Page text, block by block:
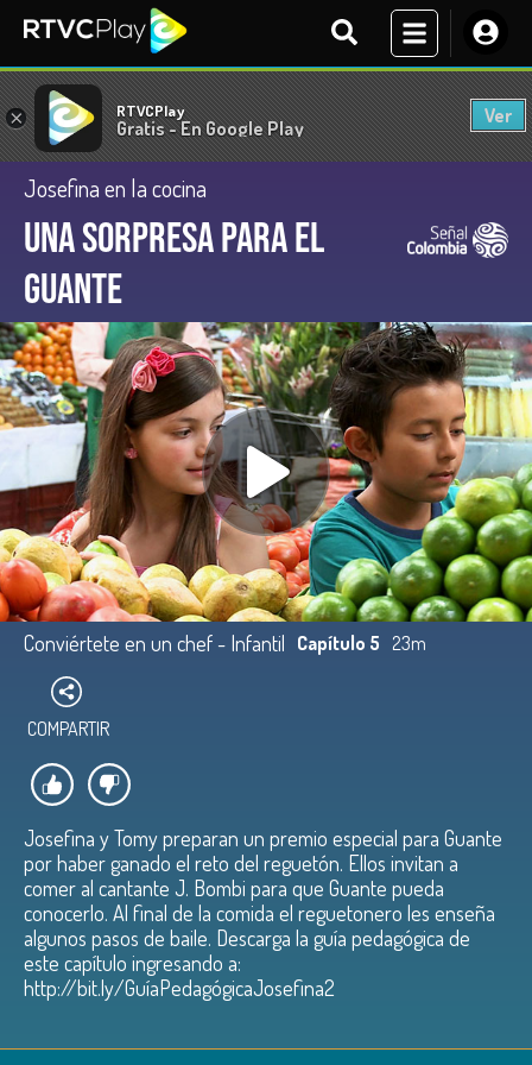
× RTVCPlay
Gratis - En Google Play
Ver
Josefina en la cocina
Una sorpresa para el
Guante
Conviértete en un chef - Infantil Capítulo 5 23m
COMPARTIR
Josefina y Tomy preparan un premio especial para Guante
por haber ganado el reto del reguetón. Ellos invitan a
comer al cantante J. Bombi para que Guante pueda
conocerlo. Al final de la comida el reguetonero les enseña
algunos pasos de baile. Descarga la guía pedagógica de
este capítulo ingresando a:
http://bit.ly/GuíaPedagógicaJosefina2